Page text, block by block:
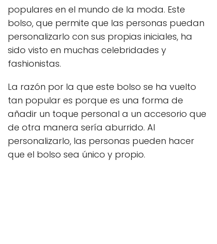
populares en el mundo de la moda. Este
bolso, que permite que las personas puedan
personalizarlo con sus propias iniciales, ha
sido visto en muchas celebridades y
fashionistas.
La razón por la que este bolso se ha vuelto
tan popular es porque es una forma de
añadir un toque personal a un accesorio que
de otra manera sería aburrido. Al
personalizarlo, las personas pueden hacer
que el bolso sea único y propio.